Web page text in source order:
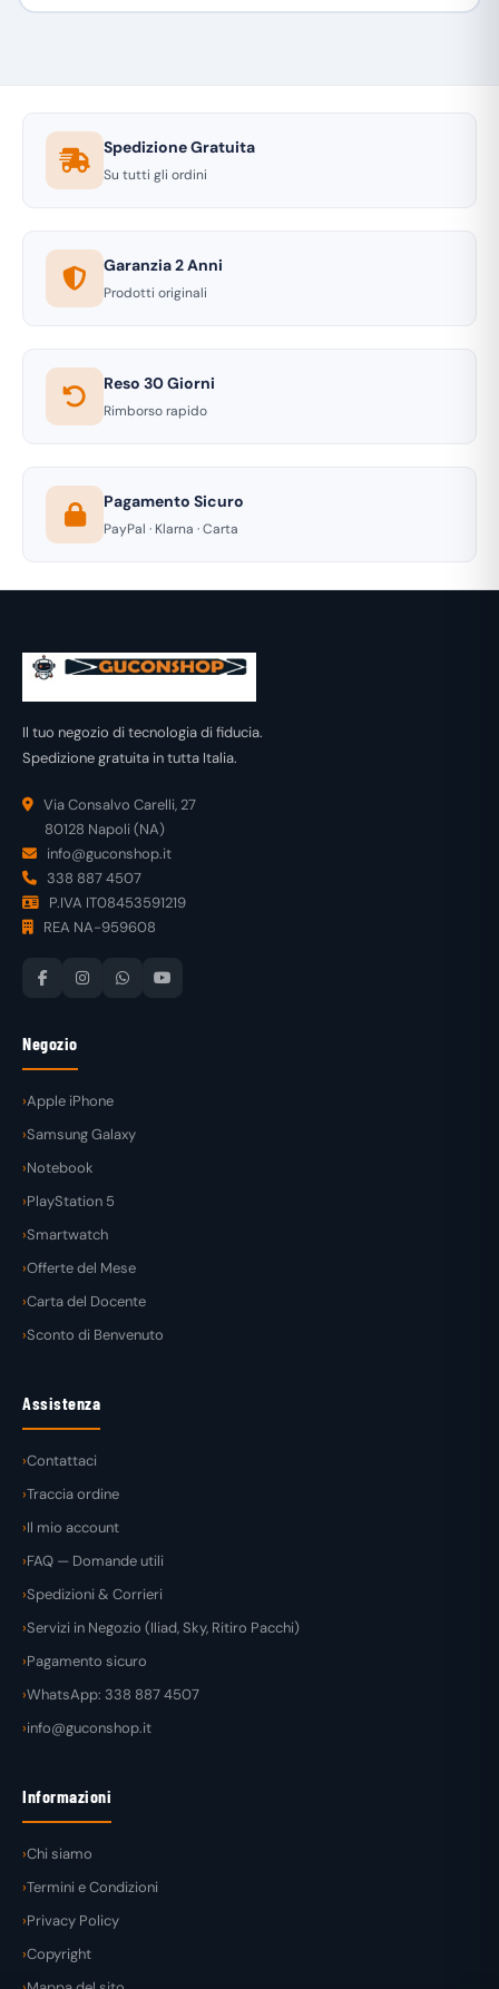
Spedizione Gratuita
Su tutti gli ordini
Garanzia 2 Anni
Prodotti originali
Reso 30 Giorni
Rimborso rapido
Pagamento Sicuro
PayPal · Klarna · Carta
Il tuo negozio di tecnologia di fiducia.
Spedizione gratuita in tutta Italia.
Via Consalvo Carelli, 27
80128 Napoli (NA)
info@guconshop.it
338 887 4507
P.IVA IT08453591219
REA NA-959608
Negozio
Apple iPhone
Samsung Galaxy
Notebook
PlayStation 5
Smartwatch
Offerte del Mese
Carta del Docente
Sconto di Benvenuto
Assistenza
Contattaci
Traccia ordine
Il mio account
FAQ — Domande utili
Spedizioni & Corrieri
Servizi in Negozio (Iliad, Sky, Ritiro Pacchi)
Pagamento sicuro
WhatsApp: 338 887 4507
info@guconshop.it
Informazioni
Chi siamo
Termini e Condizioni
Privacy Policy
Copyright